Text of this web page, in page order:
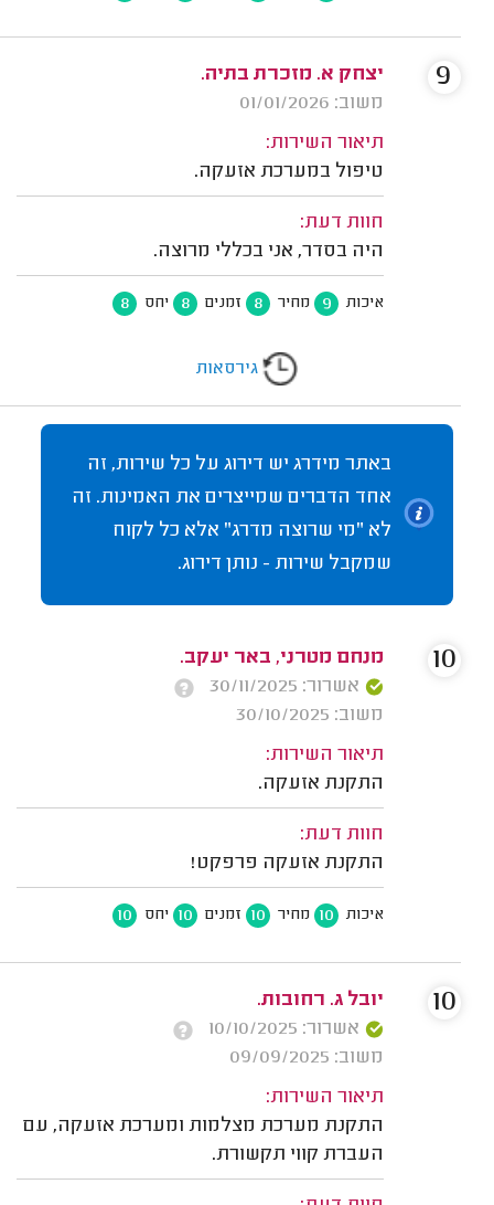
יצחק א. מזכרת בתיה.
משוב: 01/01/2026
תיאור השירות:
טיפול במערכת אזעקה.
חוות דעת:
היה בסדר, אני בכללי מרוצה.
איכות 9 מחיר 8 זמנים 8 יחס 8
9
גירסאות
באתר מידרג יש דירוג על כל שירות, זה
אחד הדברים שמייצרים את האמינות. זה
לא "מי שרוצה מדרג" אלא כל לקוח
שמקבל שירות - נותן דירוג.
מנחם מטרני, באר יעקב.
אשרור: 30/11/2025
משוב: 30/10/2025
תיאור השירות:
התקנת אזעקה.
חוות דעת:
התקנת אזעקה פרפקט!
איכות 10 מחיר 10 זמנים 10 יחס 10
10
יובל ג. רחובות.
אשרור: 10/10/2025
משוב: 09/09/2025
תיאור השירות:
התקנת מערכת מצלמות ומערכת אזעקה, עם
העברת קווי תקשורת.
10